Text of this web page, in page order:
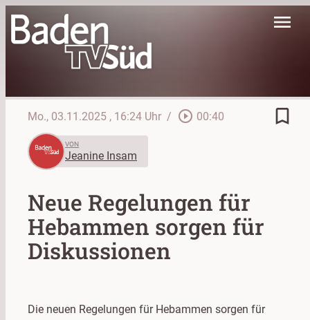
menu
Mo., 03.11.2025 , 16:24 Uhr / play_circle_outline 00:40 bookmark_border
VON
Jeanine Insam
Neue Regelungen für
Hebammen sorgen für
Diskussionen
Die neuen Regelungen für Hebammen sorgen für